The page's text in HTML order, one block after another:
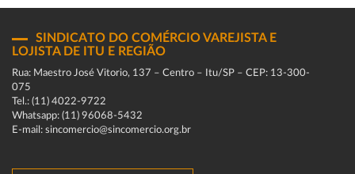
SINDICATO DO COMÉRCIO VAREJISTA E
LOJISTA DE ITU E REGIÃO
Rua: Maestro José Vitorio, 137 – Centro – Itu/SP – CEP: 13-300-
075
Tel.: (11) 4022-9722
Whatsapp: (11) 96068-5432
E-mail: sincomercio@sincomercio.org.br